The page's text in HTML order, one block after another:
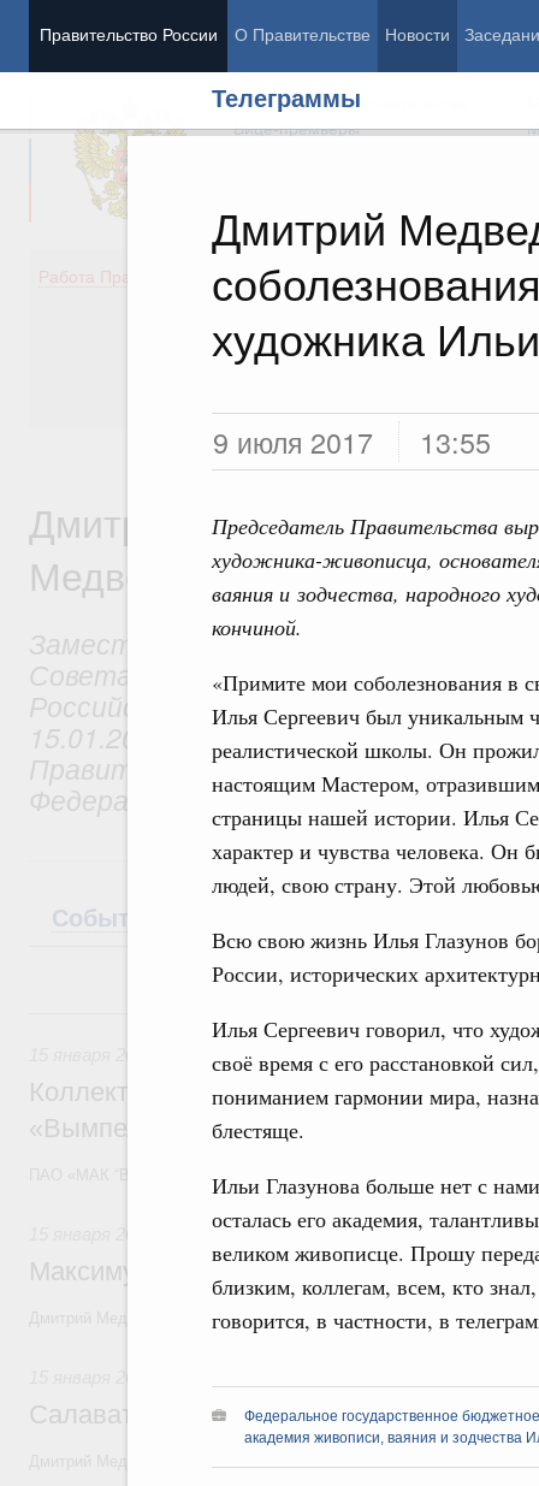
Правительство России О Правительстве Новости
Телеграммы
Дмитрий
художника
9 июля 2017 13:55
Председатель Правительства
художника-живописца,
ваяния и зодчества, народного
кончиной.
«Примите мои соболезнования в
Илья Сергеевич был уникальным
реалистической школы. Он
настоящим Мастером,
страницы нашей истории. Илья
характер и чувства человека.
людей, свою страну. Этой
Всю свою жизнь Илья Глазунов
России, исторических
Илья Сергеевич говорил, что
своё время с его расстановкой
пониманием гармонии мира,
блестяще.
Ильи Глазунова больше нет с
осталась его академия,
великом живописце. Прошу
близким, коллегам, всем, кто
говорится, в частности, в
Федеральное государственное
академия живописи, ваяния и зодчества
Председатель Правительства
Вице-премьеры
Работа Правительства
Демография
Здоровье
Культура
Дмитрий Анатольевич
Медведев
Заместитель Председателя
Совета Безопасности
Российской Федерации (до
15.01.2020 – Председатель
Правительства Российской
Федерации)
События
Коллективу Межгосударственной
«Вымпел»
ПАО «МАК “Вымпел”» исполняется 50 лет.
Максиму Дунаевскому, народному
Дмитрий Медведев поздравил композитора с 75-летием.
Салавату Щербакову, народному